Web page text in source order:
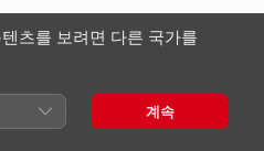
츠를 보려면 다른 국가를
계속